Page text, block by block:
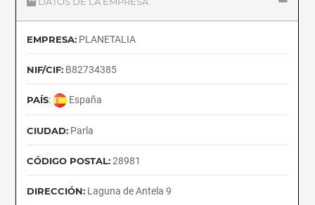
EMPRESA: PLANETALIA
NIF/CIF: B82734385
PAÍS: España
CIUDAD: Parla
CÓDIGO POSTAL:28981
DIRECCIÓN: Laguna de Antela 9